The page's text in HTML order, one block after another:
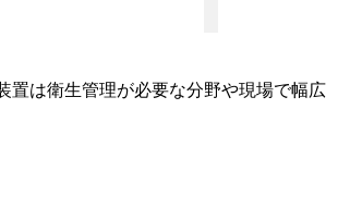
置は衛生管理が必要な分野や現場で幅広